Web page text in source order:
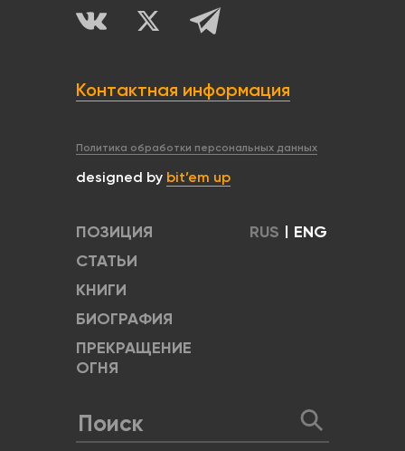
Контактная информация
Политика обработки персональных данных
designed by bit’em up
ПОЗИЦИЯ
СТАТЬИ
КНИГИ
БИОГРАФИЯ
ПРЕКРАЩЕНИЕ
ОГНЯ
RUS | ENG